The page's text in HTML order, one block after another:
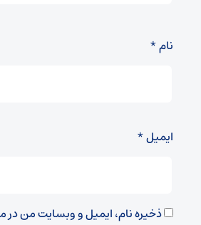
نام*
ایمیل*
ذخیره نام، ایمیل و وبسایت من در